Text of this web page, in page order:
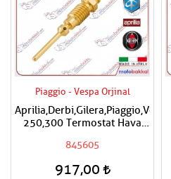
Piaggio - Vespa Orjinal
Aprilia,Derbi,Gilera,Piaggio,Vespa
250,300 Termostat Hava
845605
917,00